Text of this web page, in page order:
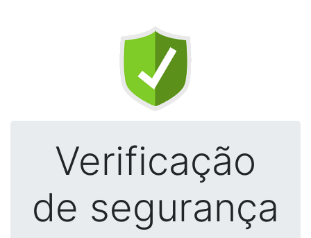
Verificação
de segurança